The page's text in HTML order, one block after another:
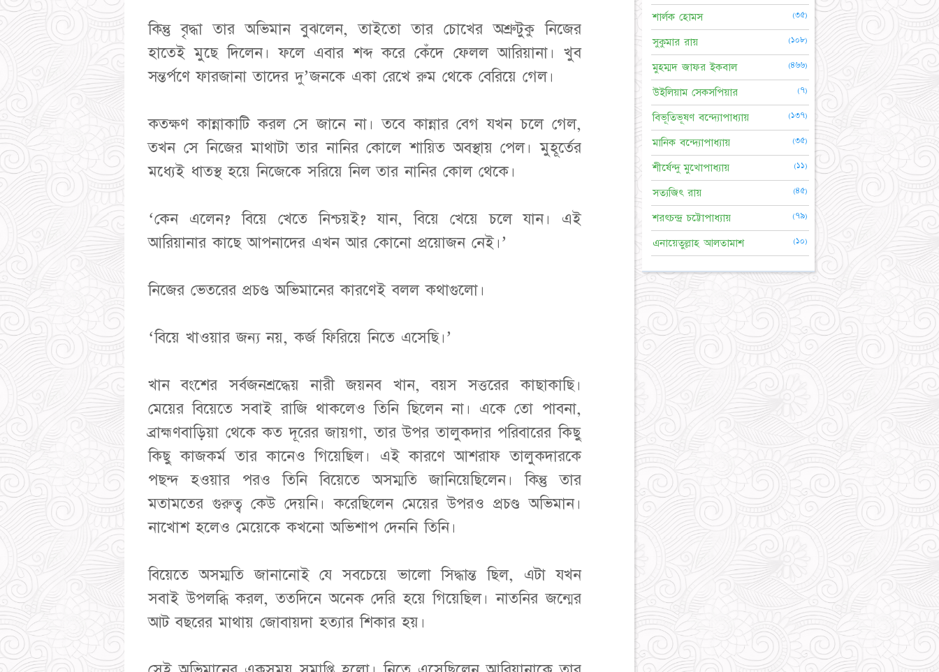
কিন্তু বৃদ্ধা তার অভিমান বুঝলেন, তাইতো তার চোখের অশ্রুটুকু নিজের
হাতেই মুছে দিলেন। ফলে এবার শব্দ করে কেঁদে ফেলল আরিয়ানা। খুব
সন্তর্পণে ফারজানা তাদের দু’জনকে একা রেখে রুম থেকে বেরিয়ে গেল।
কতক্ষণ কান্নাকাটি করল সে জানে না। তবে কান্নার বেগ যখন চলে গেল,
তখন সে নিজের মাথাটা তার নানির কোলে শায়িত অবস্থায় পেল। মুহূর্তের
মধ্যেই ধাতস্থ হয়ে নিজেকে সরিয়ে নিল তার নানির কোল থেকে।
‘কেন এলেন? বিয়ে খেতে নিশ্চয়ই? যান, বিয়ে খেয়ে চলে যান। এই
আরিয়ানার কাছে আপনাদের এখন আর কোনো প্রয়োজন নেই।’
নিজের ভেতরের প্রচণ্ড অভিমানের কারণেই বলল কথাগুলো।
‘বিয়ে খাওয়ার জন্য নয়, কর্জ ফিরিয়ে নিতে এসেছি।’
খান বংশের সর্বজনশ্রদ্ধেয় নারী জয়নব খান, বয়স সত্তরের কাছাকাছি।
মেয়ের বিয়েতে সবাই রাজি থাকলেও তিনি ছিলেন না। একে তো পাবনা,
ব্রাহ্মণবাড়িয়া থেকে কত দূরের জায়গা, তার উপর তালুকদার পরিবারের কিছু
কিছু কাজকর্ম তার কানেও গিয়েছিল। এই কারণে আশরাফ তালুকদারকে
পছন্দ হওয়ার পরও তিনি বিয়েতে অসম্মতি জানিয়েছিলেন। কিন্তু তার
মতামতের গুরুত্ব কেউ দেয়নি। করেছিলেন মেয়ের উপরও প্রচণ্ড অভিমান।
নাখোশ হলেও মেয়েকে কখনো অভিশাপ দেননি তিনি।
বিয়েতে অসম্মতি জানানোই যে সবচেয়ে ভালো সিদ্ধান্ত ছিল, এটা যখন
সবাই উপলব্ধি করল, ততদিনে অনেক দেরি হয়ে গিয়েছিল। নাতনির জন্মের
আট বছরের মাথায় জোবায়দা হত্যার শিকার হয়।
শার্লক হোমস (৩৫)
সুকুমার রায় (১০৮)
মুহম্মদ জাফর ইকবাল (৪৬৬)
উইলিয়াম সেকসপিয়ার (৭)
বিভূতিভূষণ বন্দ্যোপাধ্যায় (১৩৭)
মানিক বন্দ্যোপাধ্যায় (৩৫)
শীর্ষেন্দু মুখোপাধ্যায় (১১)
সত্যজিৎ রায় (৪৫)
শরৎচন্দ্র চট্টোপাধ্যায় (৭৯)
এনায়েতুল্লাহ আলতামাশ (১০)